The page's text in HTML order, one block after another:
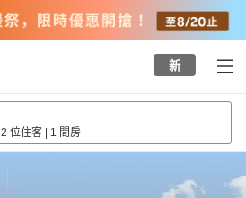
新
2 位住客 | 1 間房